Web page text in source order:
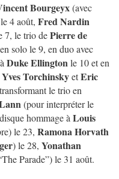
Bourgeyx(avec
4 août, Fred Nardin
7, le trio dePierre de
en solo le 9, en duo avec
Duke Ellingtonle 10 et en
Yves TorchinskyetEric
transformant le trio en
(pour interpréter le
hommage à Louis
le 23, Ramona Horvath
) le 28, Yonathan
Parade”) le 31 août.